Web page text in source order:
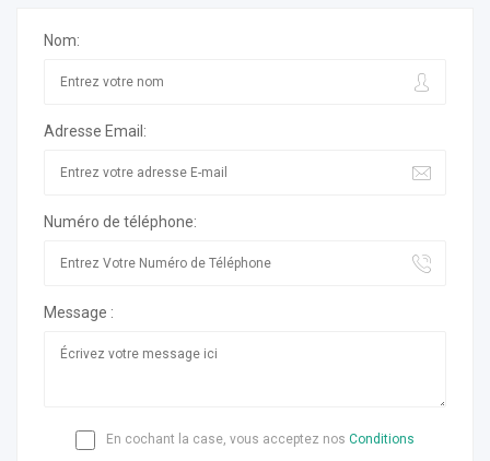
Nom:
Adresse Email:
Numéro de téléphone:
Message :
En cochant la case, vous acceptez nos Conditions